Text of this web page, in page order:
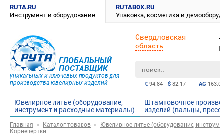
RUTA.RU
Инструмент и оборудование
RUTABOX.RU
Упаковка, косметика и
ГЛОБАЛЬНЫЙ
ПОСТАВЩИК
уникальных и ключевых продуктов для
производства ювелирных изделий
AG
€ 94.84 $ 82.17
Свердловская
область
Ювелирное литье (оборудование,
инструмент и расходные материалы)
Штамповочное
изделий (вальцы,
Главная Каталог товаров
Ювелирное литье (оборудование,
Корневертки